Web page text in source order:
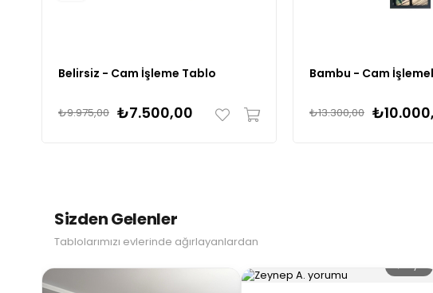
Belirsiz - Cam İşleme Tablo
₺7.500,00
₺9.975,00
Bambu - Cam
₺13.300,00
Sizden Gelenler
Tablolarımızı evlerinde ağırlayanlardan